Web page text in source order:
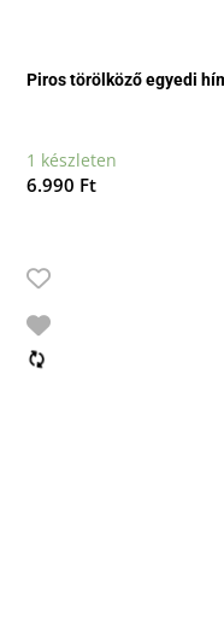
Piros törölköző egyedi
1 készleten
6.990 Ft